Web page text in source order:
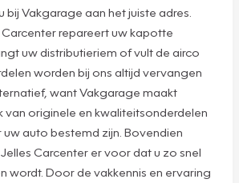
bij Vakgarage aan het juiste adres.
repareert uw kapotte
uw distributieriem of vult de airco
worden bij ons altijd vervangen
want Vakgarage maakt
van originele en kwaliteitsonderdelen
auto bestemd zijn. Bovendien
Carcenter er voor dat u zo snel
wordt. Door de vakkennis en ervaring